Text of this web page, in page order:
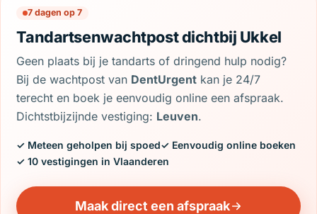
7 dagen op 7
Tandartsenwachtpost dichtbij Ukkel
Geen plaats bij je tandarts of dringend hulp nodig?
Bij de wachtpost van DentUrgent kan je 24/7
terecht en boek je eenvoudig online een afspraak.
Dichtstbijzijnde vestiging: Leuven.
✓ Meteen geholpen bij spoed✓ Eenvoudig online boeken
✓ 10 vestigingen in Vlaanderen
Maak direct een afspraak